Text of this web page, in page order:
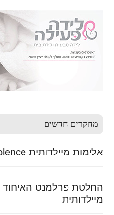
מחקרים חדשים
אלימות מיילדותית Obstetric Violence
החלטת פרלמנט האיחוד
מיילדותית